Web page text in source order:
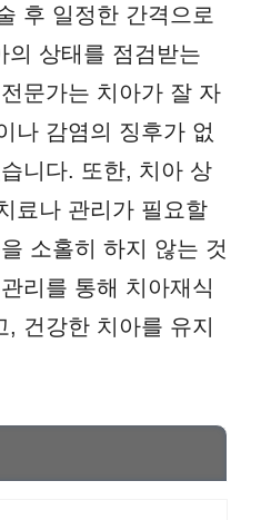
후 일정한 간격으로
의 상태를 점검받는
문가는 치아가 잘 자
나 감염의 징후가 없
니다. 또한, 치아 상
료나 관리가 필요할
소홀히 하지 않는 것
리를 통해 치아재식
, 건강한 치아를 유지